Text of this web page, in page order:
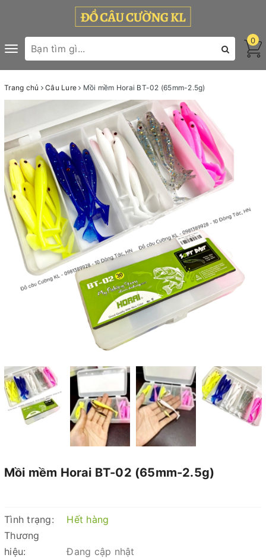
Toggle
navigation
0
Trang chủ Câu Lure Mồi mềm Horai BT-02 (65mm-2.5g)
Mồi mềm Horai BT-02 (65mm-2.5g)
Tình trạng:
Hết hàng
Thương
hiệu:
Đang cập nhật